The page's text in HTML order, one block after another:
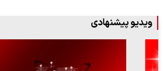
ویدیو پیشنهادی